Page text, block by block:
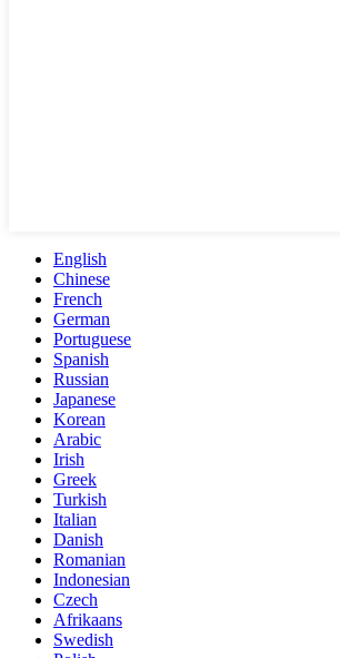
English
Chinese
French
German
Portuguese
Spanish
Russian
Japanese
Korean
Arabic
Irish
Greek
Turkish
Italian
Danish
Romanian
Indonesian
Czech
Afrikaans
Swedish